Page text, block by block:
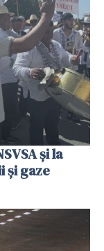
și la
și gaze